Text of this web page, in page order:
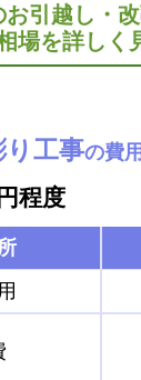
お引越し・
場を詳しく
り工事の費
程度